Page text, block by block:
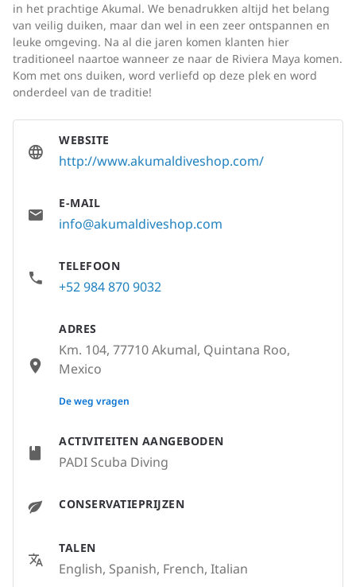
in het prachtige Akumal. We benadrukken altijd het belang
van veilig duiken, maar dan wel in een zeer ontspannen en
leuke omgeving. Na al die jaren komen klanten hier
traditioneel naartoe wanneer ze naar de Riviera Maya komen.
Kom met ons duiken, word verliefd op deze plek en word
onderdeel van de traditie!
ACTIVITEITEN AANGEBODEN
PADI Scuba Diving
CONSERVATIEPRIJZEN
TALEN
English, Spanish, French, Italian
WEBSITE
http://www.akumaldiveshop.com/
E-MAIL
info@akumaldiveshop.com
TELEFOON
+52 984 870 9032
ADRES
Km. 104, 77710 Akumal, Quintana Roo,
Mexico
None
De weg vragen